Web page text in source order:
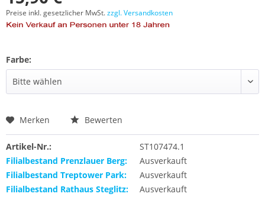
Preise inkl. gesetzlicher MwSt.zzgl. Versandkosten
Farbe:
Merken Bewerten
Artikel-Nr.:
ST107474.1
Filialbestand Prenzlauer Berg:
Ausverkauft
Filialbestand Treptower Park:
Ausverkauft
Filialbestand Rathaus Steglitz:
Ausverkauft